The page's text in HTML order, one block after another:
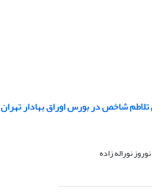
شاخص در بورس اوراق بهادار تهران
نوراله زاده